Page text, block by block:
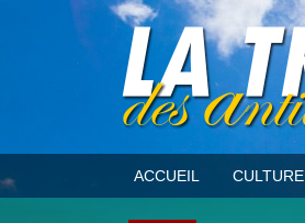
ACCUEIL CULTURE